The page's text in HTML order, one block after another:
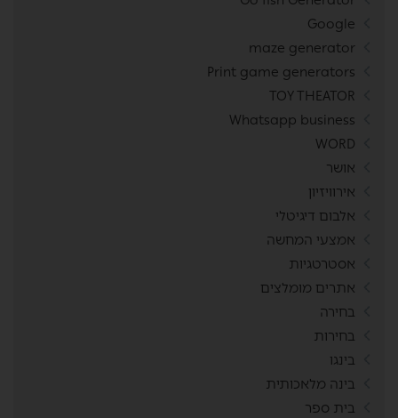
Google
maze generator
Print game generators
TOY THEATOR
Whatsapp business
WORD
אושר
אירוויזיון
אלבום דיגיטלי
אמצעי המחשה
אסטרטגיות
אתרים מומלצים
בחירה
בחירות
בינגו
בינה מלאכותית
בית ספר